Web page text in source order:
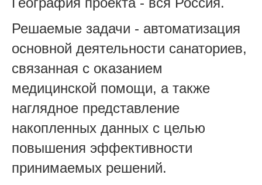
Решаемые задачи - автоматизация
основной деятельности санаториев,
связанная с оказанием
медицинской помощи, а также
наглядное представление
накопленных данных с целью
повышения эффективности
принимаемых решений.